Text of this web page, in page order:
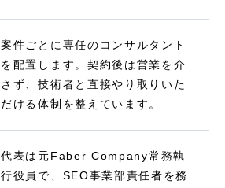
案件ごとに専任のコンサルタント
を配置します。契約後は営業を介
さず、技術者と直接やり取りいた
だける体制を整えています。
代表は元Faber Company常務執
行役員で、SEO事業部責任者を務